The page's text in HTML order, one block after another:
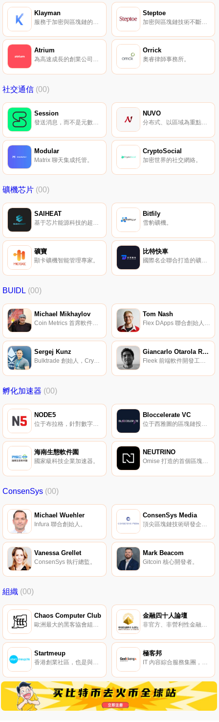
Klayman Steptoe
Atrium
為高速成長的創業公司提供更好的法律服務。
Orrick
奧睿律師事務所。
社交通信 (00)
Session
發送消息，而不是元數據。
NUVO
分布式、以區域為重點的社交媒體社區。
Modular
Matrix 聊天集成托管。
CryptoSocial
加密世界的社交網絡。
礦機芯片 (00)
SAIHEAT
基于芯片能源科技的超算運營商。
Bitfily
雪豹礦機。
礦寶
顯卡礦機智能管理專家。
比特快車
國際名企聯合打造的礦機黑馬。
BUIDL (00)
Michael Mikhaylov
Coin Metrics 首席軟件開發工程師。
Tom Nash
Flex DApps 聯合創始人兼首席技術官。
Sergej Kunz
Bulktrade 創始人，CryptoManiacs 聯合創始人。
Giancarlo Otarola Robledo
Fleek 前端軟件開發工程師。
孵化加速器 (00)
NODE5
位于布拉格，針對數字企業家、專業人士、創業公司的技術孵化器。
Bloccelerate VC
海南生態軟件園
國家級科技企業加速器。
NEUTRINO
Omise 打造的首個區塊鏈協作空間。
ConsenSys (00)
Michael Wuehler
Infura 聯合創始人。
ConsenSys Media
頂尖區塊鏈技術研發企業 ConsenSys 下屬的媒體內容。
Vanessa Grellet
ConsenSys 執行總監。
Mark Beacom
Gitcoin 核心開發者。
組織 (00)
Chaos Computer Club
歐洲最大的黑客協會組織。
金融四十人論壇
非官方、非營利性金融專業智庫平臺，由 40 位 40 歲上下的金融精英組成。
Startmeup
香港創業社區，也是與海外創業公司分享成功故事的平臺。
極客邦
IT 內容綜合服務集團，旗下 EGO 職業社交、InfoQ 技術媒體、StuQ 斯達克學院職業教育。